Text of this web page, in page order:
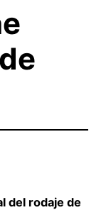
del rodaje de